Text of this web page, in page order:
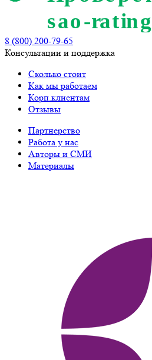
8 (800) 200-79-65
Консультации и поддержка
Сколько стоит
Как мы работаем
Корп.клиентам
Отзывы
Партнерство
Работа у нас
Авторы и СМИ
Материалы